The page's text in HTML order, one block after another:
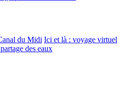
du Midi Ici et là : voyage virtuel
des eaux